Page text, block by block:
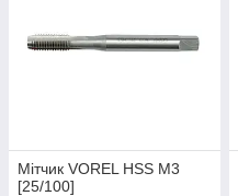
Мітчик VOREL HSS M3
[25/100]